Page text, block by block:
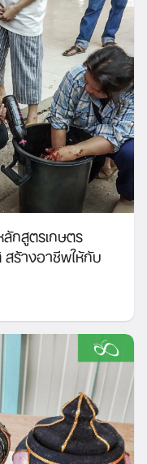
กสูตรเกษตร
ร้างอาชีพให้กับ